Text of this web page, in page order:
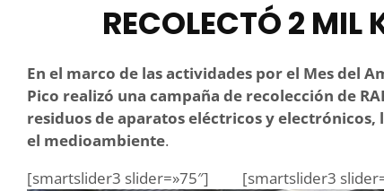
RECOLECTÓ 2 MIL
En el marco de las actividades por el Mes del
Pico realizó una campaña de recolección de
residuos de aparatos eléctricos y electrónicos,
el medioambiente.
[smartslider3 slider=»75″]
[smartslider3